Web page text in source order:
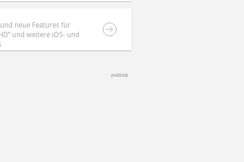
neue Features für
und weitere iOS- und